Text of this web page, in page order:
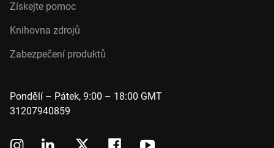
Získejte pomoc
Knihovna zdrojů
Zabezpečení produktů
Pondělí – Pátek, 9:00 – 18:00 GMT
31207940859